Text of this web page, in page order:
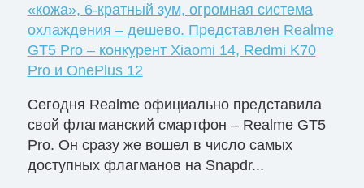
«кожа», 6-кратный зум, огромная система
охлаждения – дешево. Представлен Realme
GT5 Pro – конкурент Xiaomi 14, Redmi K70
Pro и OnePlus 12
Сегодня Realme официально представила
свой флагманский смартфон – Realme GT5
Pro. Он сразу же вошел в число самых
доступных флагманов на Snapdr...